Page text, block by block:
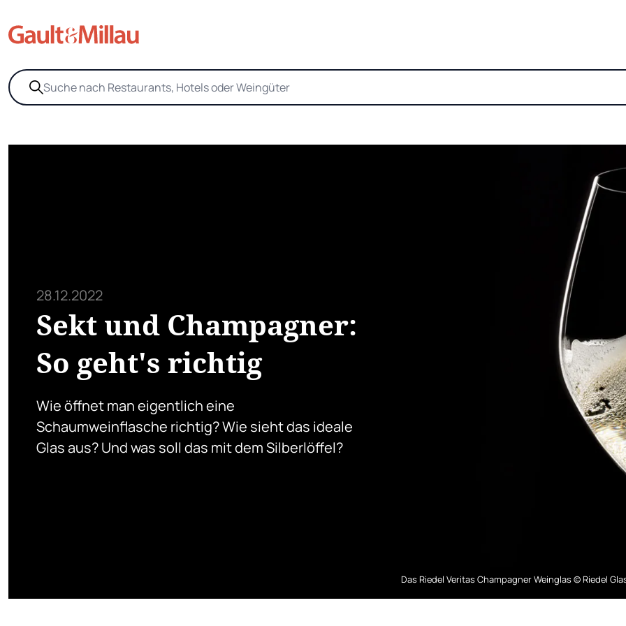
28.12.2022
Sekt und Champagner:
So geht's richtig
Wie öffnet man eigentlich eine
Schaumweinflasche richtig? Wie sieht das ideale
Glas aus? Und was soll das mit dem Silberlöffel?
Das Riedel Veritas Champagner Weinglas © Riedel